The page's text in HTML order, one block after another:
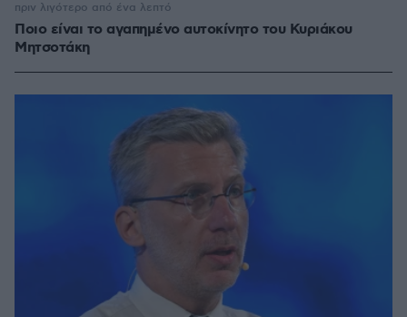
Ποιο είναι το αγαπημένο αυτοκίνητο του Κυριάκου
Μητσοτάκη
πριν λιγότερο από ένα λεπτό